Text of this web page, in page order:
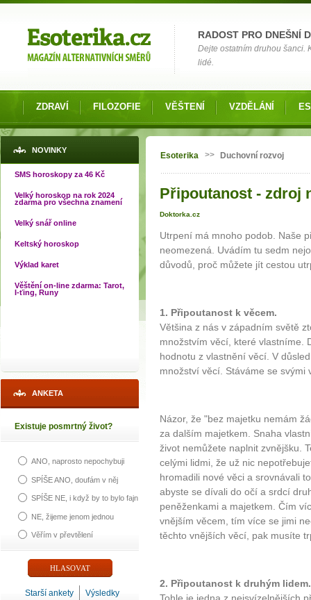
RADOST PRO DNEŠNÍ
Dejte ostatním druhou šanci.
lidé.
ZDRAVÍ FILOZOFIE VĚŠTENÍ VZDĚLÁNÍ
NOVINKY
SMS horoskopy za 46 Kč
Velký horoskop na rok 2024
zdarma pro všechna znamení
Velký snář online
Keltský horoskop
Výklad karet
Věštění on-line zdarma: Tarot,
I-ťing, Runy
ANKETA
Existuje posmrtný život?
ANO, naprosto nepochybuji
SPÍŠE ANO, doufám v něj
SPÍŠE NE, i když by to bylo fajn
NE, žijeme jenom jednou
Věřím v převtělení
Starší ankety Výsledky
Jste zde
Esoterika >> Duchovní rozvoj
Připoutanost - zdroj
Doktorka.cz
Utrpení má mnoho podob. Naše
neomezená. Uvádím tu sedm
důvodů, proč můžete jít cestou
1. Připoutanost k věcem.
Většina z nás v západním světě
množstvím věcí, které vlastníme.
hodnotu z vlastnění věcí. V
množství věcí. Stáváme se svými
Názor, že "bez majetku nemám
za dalším majetkem. Snaha
život nemůžete naplnit zvnějšku.
celými lidmi, že už nic
hromadili nové věci a srovnávali
abyste se dívali do očí a srdcí
peněženkami a majetkem. Čím
vnějším věcem, tím více se jimi
těchto vnějších věcí, pak musíte
2. Připoutanost k druhým lidem.